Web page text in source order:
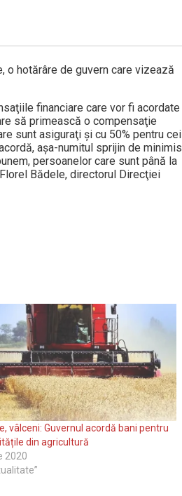
o hotărâre de guvern care vizează
financiare care vor fi acordate
să primească o compensaţie
sunt asiguraţi şi cu 50% pentru cei
aşa-numitul sprijin de minimis
persoanelor care sunt până la
Bădele, directorul Direcţiei
vâlceni: Guvernul acordă bani pentru
din agricultură
2020